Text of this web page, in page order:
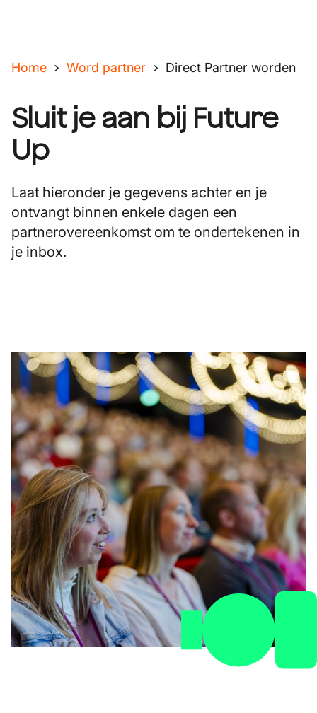
Home Word partner Direct Partner worden
Sluit je aan bij Future
Up
Laat hieronder je gegevens achter en je
ontvangt binnen enkele dagen een
partnerovereenkomst om te ondertekenen in
je inbox.